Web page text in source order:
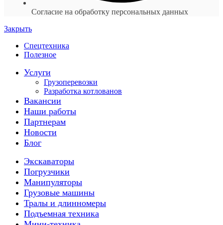
Согласие на обработку персональных данных
Закрыть
Спецтехника
Полезное
Услуги
Грузоперевозки
Разработка котлованов
Вакансии
Наши работы
Партнерам
Новости
Блог
Экскаваторы
Погрузчики
Манипуляторы
Грузовые машины
Тралы и длинномеры
Подъемная техника